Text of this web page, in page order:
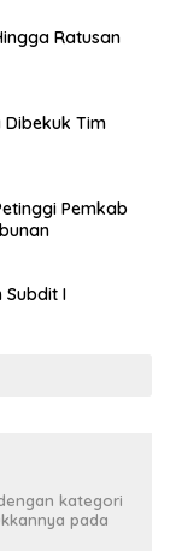
Ratusan
Dibekuk Tim
Pemkab
Subdit I
kategori
pada